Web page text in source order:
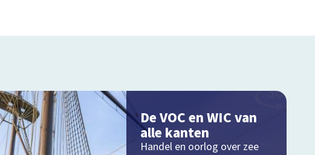
De VOC en WIC van
alle kanten
Handel en oorlog over zee